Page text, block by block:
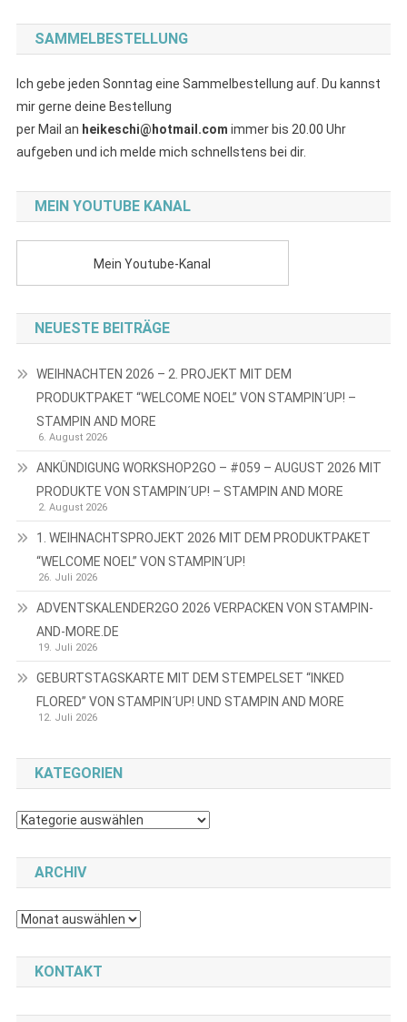
SAMMELBESTELLUNG
Ich gebe jeden Sonntag eine Sammelbestellung auf. Du kannst
mir gerne deine Bestellung
per Mail an heikeschi@hotmail.com immer bis 20.00 Uhr
aufgeben und ich melde mich schnellstens bei dir.
MEIN YOUTUBE KANAL
Mein Youtube-Kanal
NEUESTE BEITRÄGE
WEIHNACHTEN 2026 – 2. PROJEKT MIT DEM
PRODUKTPAKET “WELCOME NOEL” VON STAMPIN´UP! –
STAMPIN AND MORE
6. August 2026
ANKÜNDIGUNG WORKSHOP2GO – #059 – AUGUST 2026 MIT
PRODUKTE VON STAMPIN´UP! – STAMPIN AND MORE
2. August 2026
1. WEIHNACHTSPROJEKT 2026 MIT DEM PRODUKTPAKET
“WELCOME NOEL” VON STAMPIN´UP!
26. Juli 2026
ADVENTSKALENDER2GO 2026 VERPACKEN VON STAMPIN-
AND-MORE.DE
19. Juli 2026
GEBURTSTAGSKARTE MIT DEM STEMPELSET “INKED
FLORED” VON STAMPIN´UP! UND STAMPIN AND MORE
12. Juli 2026
KATEGORIEN
Kategorien
ARCHIV
Archiv
KONTAKT